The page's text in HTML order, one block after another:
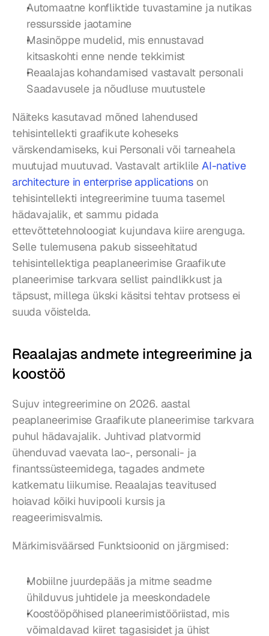
Automaatne konfliktide tuvastamine ja nutikas
ressursside jaotamine
Masinõppe mudelid, mis ennustavad
kitsaskohti enne nende tekkimist
Reaalajas kohandamised vastavalt personali
Saadavusele ja nõudluse muutustele
Näiteks kasutavad mõned lahendused
tehisintellekti graafikute koheseks
värskendamiseks, kui Personali või tarneahela
muutujad muutuvad. Vastavalt artiklile AI-native
architecture in enterprise applications on
tehisintellekti integreerimine tuuma tasemel
hädavajalik, et sammu pidada
ettevõttetehnoloogiat kujundava kiire arenguga.
Selle tulemusena pakub sisseehitatud
tehisintellektiga peaplaneerimise Graafikute
planeerimise tarkvara sellist paindlikkust ja
täpsust, millega ükski käsitsi tehtav protsess ei
suuda võistelda.
Reaalajas andmete integreerimine ja
koostöö
Sujuv integreerimine on 2026. aastal
peaplaneerimise Graafikute planeerimise tarkvara
puhul hädavajalik. Juhtivad platvormid
ühenduvad vaevata lao-, personali- ja
finantssüsteemidega, tagades andmete
katkematu liikumise. Reaalajas teavitused
hoiavad kõiki huvipooli kursis ja
reageerimisvalmis.
Märkimisväärsed Funktsioonid on järgmised:
Mobiilne juurdepääs ja mitme seadme
ühilduvus juhtidele ja meeskondadele
Koostööpõhised planeerimistööriistad, mis
võimaldavad kiiret tagasisidet ja ühist